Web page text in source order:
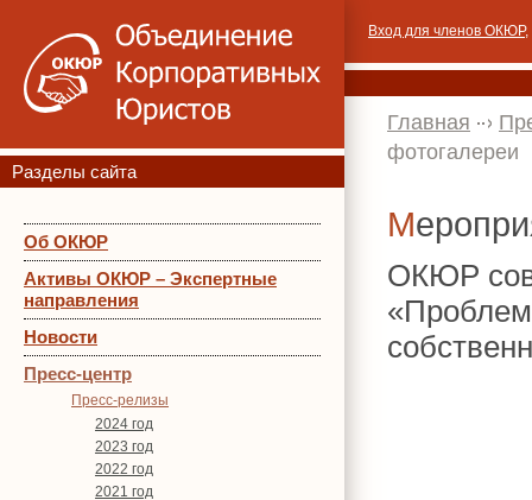
Разделы сайта
Об ОКЮР
Активы ОКЮР – Экспертные
направления
Новости
Пресс-центр
Пресс-релизы
2024 год
2023 год
2022 год
2021 год
Вход для членов ОКЮР,
Главная
фотогалереи
ОКЮР